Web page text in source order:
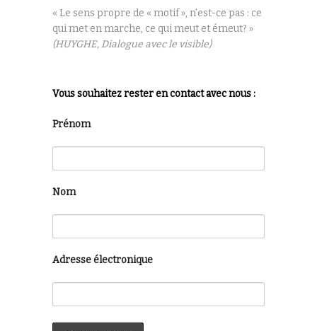
« Le sens propre de « motif », n’est-ce pas : ce
qui met en marche, ce qui meut et émeut? »
(HUYGHE, Dialogue avec le visible)
Vous souhaitez rester en contact avec nous :
Prénom
Nom
Adresse électronique